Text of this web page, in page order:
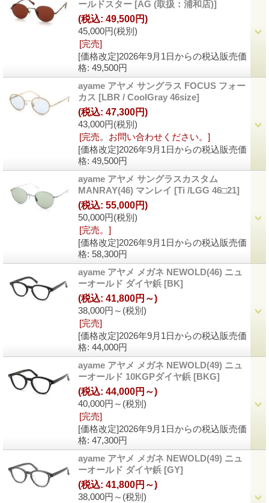
ールドスター [AG (取扱：浦和店)]
45,000円(税別)
(税込: 49,500円)
[完売]
[価格改定]2026年9月1日からの税込販売価
格: 49,500円
ayame アヤメ サングラス FOCUS フォー
カス [LBR / CoolGray 46size]
43,000円(税別)
(税込: 47,300円)
[完売。お問い合わせください。]
[価格改定]2026年9月1日からの税込販売価
格: 49,500円
ayame アヤメ サングラスカスタム
MANRAY(46) マンレイ [Ti /LGG 46□21]
50,000円(税別)
(税込: 55,000円)
[完売。]
[価格改定]2026年9月1日からの税込販売価
格: 58,300円
ayame アヤメ メガネ NEWOLD(46) ニュ
ーオールド ダイヤ鋲 [BK]
38,000円～ (税別)
(税込: 41,800円～)
[完売]
[価格改定]2026年9月1日からの税込販売価
格: 44,000円
ayame アヤメ メガネ NEWOLD(49) ニュ
ーオールド 10KGPダイヤ鋲 [BKG]
40,000円～ (税別)
(税込: 44,000円～)
[完売]
[価格改定]2026年9月1日からの税込販売価
格: 47,300円
ayame アヤメ メガネ NEWOLD(49) ニュ
ーオールド ダイヤ鋲 [GY]
38,000円～ (税別)
(税込: 41,800円～)